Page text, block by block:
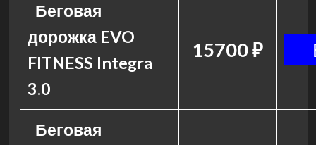
Беговая
дорожка EVO
FITNESS Integra
3.0
15700 ₽
Беговая